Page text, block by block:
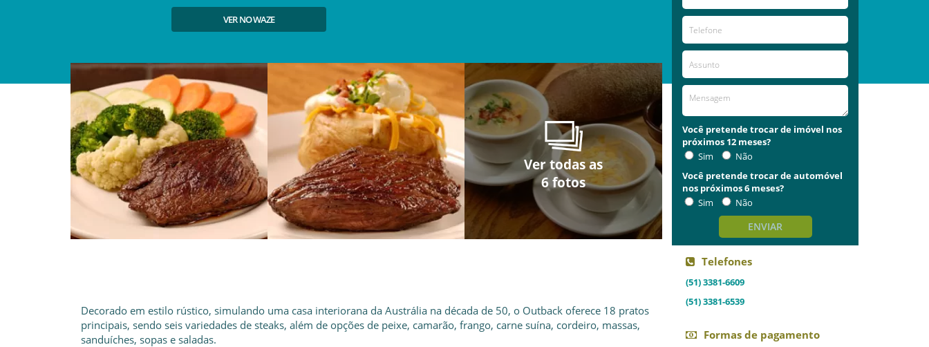
VER NO WAZE
Ver todas as
6 fotos
Ver todas as
6 fotos
Ver todas as
6 fotos
Ver todas as
6 fotos
Ver todas as
6 fotos
Ver todas as
6 fotos
Decorado em estilo rústico, simulando uma casa interiorana da Austrália na década de 50, o Outback oferece 18 pratos
principais, sendo seis variedades de steaks, além de opções de peixe, camarão, frango, carne suína, cordeiro, massas,
sanduíches, sopas e saladas.
Você pretende trocar de imóvel nos
próximos 12 meses?
Sim
Não
Você pretende trocar de automóvel
nos próximos 6 meses?
Sim
Não
ENVIAR
Telefones
(51) 3381-6609
(51) 3381-6539
Formas de pagamento